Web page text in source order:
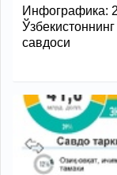
Инфографика:
савдоси